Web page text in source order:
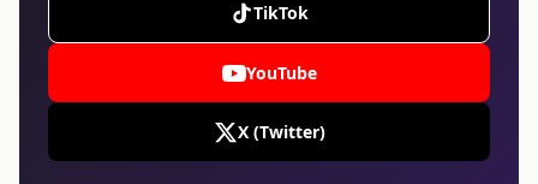
TikTok
YouTube
X (Twitter)